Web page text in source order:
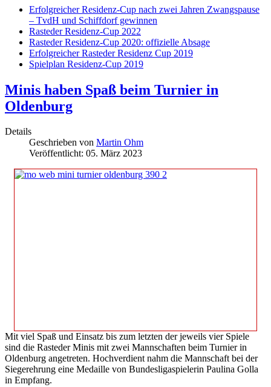
Erfolgreicher Residenz-Cup nach zwei Jahren Zwangspause
– TvdH und Schiffdorf gewinnen
Rasteder Residenz-Cup 2022
Rasteder Residenz-Cup 2020: offizielle Absage
Erfolgreicher Rasteder Residenz Cup 2019
Spielplan Residenz-Cup 2019
Minis haben Spaß beim Turnier in
Oldenburg
Details
Geschrieben von Martin Ohm
Veröffentlicht: 05. März 2023
Mit viel Spaß und Einsatz bis zum letzten der jeweils vier Spiele
sind die Rasteder Minis mit zwei Mannschaften beim Turnier in
Oldenburg angetreten. Hochverdient nahm die Mannschaft bei der
Siegerehrung eine Medaille von Bundesligaspielerin Paulina Golla
in Empfang.